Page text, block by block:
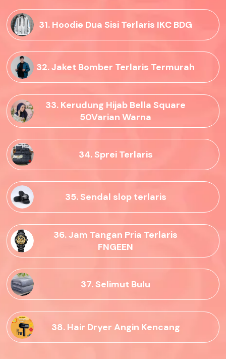
31. Hoodie Dua Sisi Terlaris IKC BDG
32. Jaket Bomber Terlaris Termurah
33. Kerudung Hijab Bella Square
50Varian Warna
34. Sprei Terlaris
35. Sendal slop terlaris
36. Jam Tangan Pria Terlaris
FNGEEN
37. Selimut Bulu
38. Hair Dryer Angin Kencang